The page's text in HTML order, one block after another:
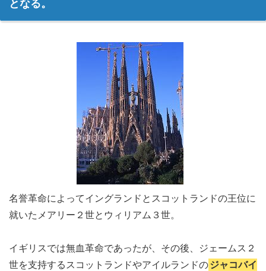
となる。
名誉革命によってイングランドとスコットランドの王位に
就いたメアリー２世とウィリアム３世。
イギリスでは無血革命であったが、その後、ジェームス２
世を支持するスコットランドやアイルランドのジャコバイ